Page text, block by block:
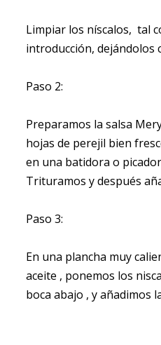
Limpiar los níscalos, tal
introducción, dejándolos
Paso 2:
Preparamos la salsa
hojas de perejil bien
en una batidora o
Trituramos y después
Paso 3:
En una plancha muy
aceite , ponemos los
boca abajo , y añadimos